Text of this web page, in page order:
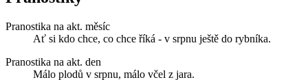
Pranostika na akt. měsíc
Ať si kdo chce, co chce říká - v srpnu ještě do rybníka.
Pranostika na akt. den
Málo plodů v srpnu, málo včel z jara.